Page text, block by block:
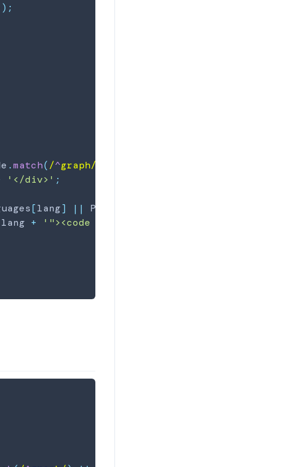
) ;
.match( /^graph/
'</div>' ;
[lang] || Prism
lang + '"><code class="lang-'